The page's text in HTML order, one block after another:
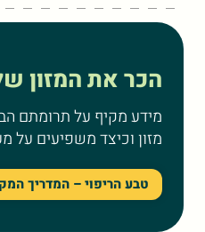
הכר את המזון
מידע מקיף על תרומתם
מזון וכיצד משפיעים על
טבע הריפוי – המדריך